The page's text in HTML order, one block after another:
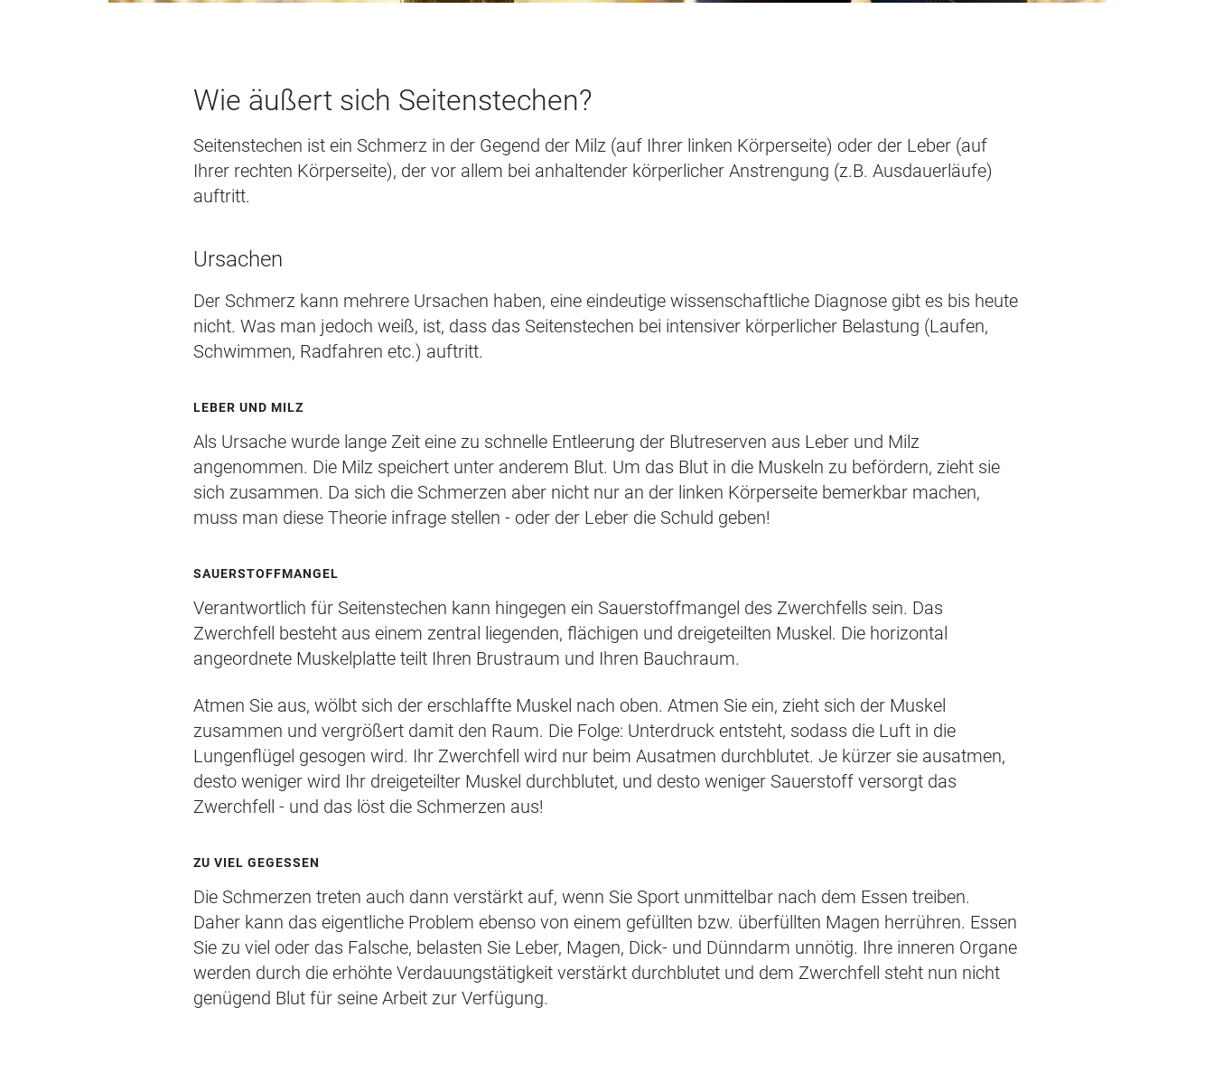
Wie äußert sich Seitenstechen?
Seitenstechen ist ein Schmerz in der Gegend der Milz (auf Ihrer linken Körperseite) oder der Leber (auf
Ihrer rechten Körperseite), der vor allem bei anhaltender körperlicher Anstrengung (z.B. Ausdauerläufe)
auftritt.
Ursachen
Der Schmerz kann mehrere Ursachen haben, eine eindeutige wissenschaftliche Diagnose gibt es bis heute
nicht. Was man jedoch weiß, ist, dass das Seitenstechen bei intensiver körperlicher Belastung (Laufen,
Schwimmen, Radfahren etc.) auftritt.
LEBER UND MILZ
Als Ursache wurde lange Zeit eine zu schnelle Entleerung der Blutreserven aus Leber und Milz
angenommen. Die Milz speichert unter anderem Blut. Um das Blut in die Muskeln zu befördern, zieht sie
sich zusammen. Da sich die Schmerzen aber nicht nur an der linken Körperseite bemerkbar machen,
muss man diese Theorie infrage stellen - oder der Leber die Schuld geben!
SAUERSTOFFMANGEL
Verantwortlich für Seitenstechen kann hingegen ein Sauerstoffmangel des Zwerchfells sein. Das
Zwerchfell besteht aus einem zentral liegenden, flächigen und dreigeteilten Muskel. Die horizontal
angeordnete Muskelplatte teilt Ihren Brustraum und Ihren Bauchraum.
Atmen Sie aus, wölbt sich der erschlaffte Muskel nach oben. Atmen Sie ein, zieht sich der Muskel
zusammen und vergrößert damit den Raum. Die Folge: Unterdruck entsteht, sodass die Luft in die
Lungenflügel gesogen wird. Ihr Zwerchfell wird nur beim Ausatmen durchblutet. Je kürzer sie ausatmen,
desto weniger wird Ihr dreigeteilter Muskel durchblutet, und desto weniger Sauerstoff versorgt das
Zwerchfell - und das löst die Schmerzen aus!
ZU VIEL GEGESSEN
Die Schmerzen treten auch dann verstärkt auf, wenn Sie Sport unmittelbar nach dem Essen treiben.
Daher kann das eigentliche Problem ebenso von einem gefüllten bzw. überfüllten Magen herrühren. Essen
Sie zu viel oder das Falsche, belasten Sie Leber, Magen, Dick- und Dünndarm unnötig. Ihre inneren Organe
werden durch die erhöhte Verdauungstätigkeit verstärkt durchblutet und dem Zwerchfell steht nun nicht
genügend Blut für seine Arbeit zur Verfügung.